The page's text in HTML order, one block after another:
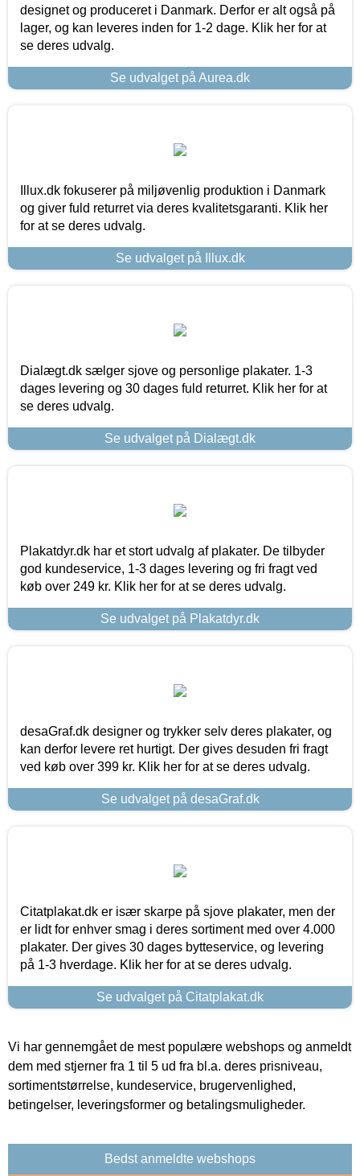
designet og produceret i Danmark. Derfor er alt også på
lager, og kan leveres inden for 1-2 dage. Klik her for at
se deres udvalg.
Se udvalget på Aurea.dk
Illux.dk fokuserer på miljøvenlig produktion i Danmark
og giver fuld returret via deres kvalitetsgaranti. Klik her
for at se deres udvalg.
Se udvalget på Illux.dk
Dialægt.dk sælger sjove og personlige plakater. 1-3
dages levering og 30 dages fuld returret. Klik her for at
se deres udvalg.
Se udvalget på Dialægt.dk
Plakatdyr.dk har et stort udvalg af plakater. De tilbyder
god kundeservice, 1-3 dages levering og fri fragt ved
køb over 249 kr. Klik her for at se deres udvalg.
Se udvalget på Plakatdyr.dk
desaGraf.dk designer og trykker selv deres plakater, og
kan derfor levere ret hurtigt. Der gives desuden fri fragt
ved køb over 399 kr. Klik her for at se deres udvalg.
Se udvalget på desaGraf.dk
Citatplakat.dk er især skarpe på sjove plakater, men der
er lidt for enhver smag i deres sortiment med over 4.000
plakater. Der gives 30 dages bytteservice, og levering
på 1-3 hverdage. Klik her for at se deres udvalg.
Se udvalget på Citatplakat.dk
Vi har gennemgået de mest populære webshops og anmeldt
dem med stjerner fra 1 til 5 ud fra bl.a. deres prisniveau,
sortimentstørrelse, kundeservice, brugervenlighed,
betingelser, leveringsformer og betalingsmuligheder.
Bedst anmeldte webshops